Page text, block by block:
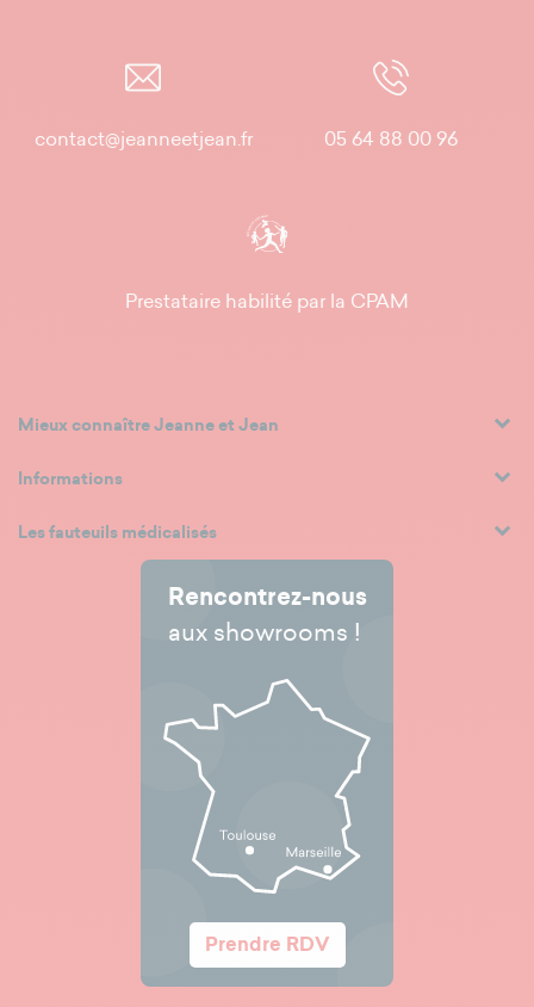
contact@jeanneetjean.fr 05 64 88 00 96
Prestataire habilité par la CPAM
Mieux connaître Jeanne et Jean
Informations
Les fauteuils médicalisés
Rencontrez-nous
aux showrooms !
Prendre RDV